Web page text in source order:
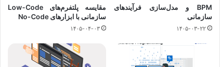
BPM و مدل‌سازی فرآیندهای
سازمانی
۱۴۰۵-۰۳-۲۲
مقایسه پلتفرم‌های Low-Code
سازمانی با ابزارهای No-Code
۱۴۰۵-۰۴-۰۳